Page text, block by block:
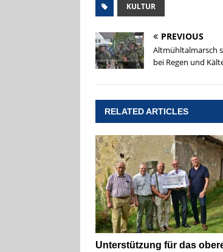
KULTUR
PREVIOUS
Altmühltalmarsch
bei Regen und
RELATED ARTICLES
Unterstützung für das